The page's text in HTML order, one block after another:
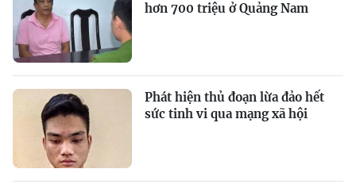
hơn 700 triệu ở Quảng Nam
Phát hiện thủ đoạn lừa đảo hết
sức tinh vi qua mạng xã hội